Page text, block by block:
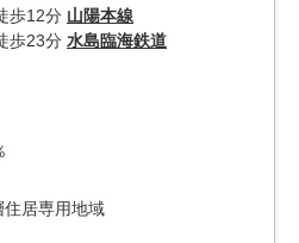
歩12分 山陽本線
歩23分 水島臨海鉄道
住居専用地域